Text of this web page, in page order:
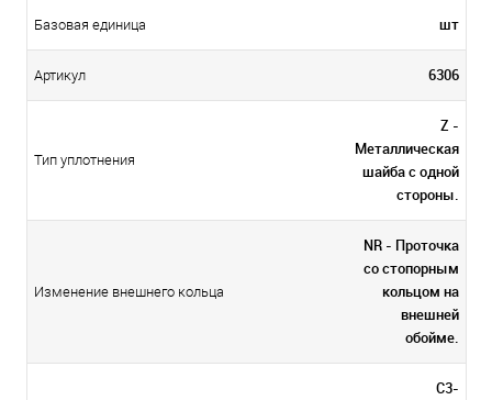
Базовая единица шт
Артикул 6306
Тип уплотнения
Z -
Металлическая
шайба с одной
стороны.
Изменение внешнего кольца
NR - Проточка
со стопорным
кольцом на
внешней
обойме.
C3-